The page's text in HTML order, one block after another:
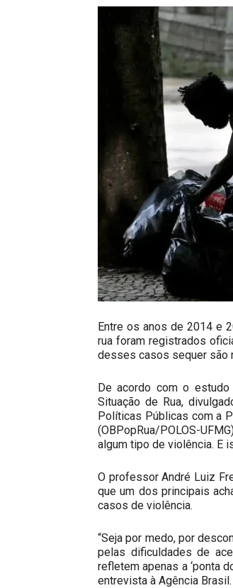
Entre os anos de 2014 e
rua foram registrados
desses casos sequer são
De acordo com o
Situação de Rua,
Políticas Públicas com a
(OBPopRua/POLOS-
algum tipo de violência. E
O professor André Luiz
que um dos principais
casos de violência.
“Seja por medo, por
pelas dificuldades de
refletem apenas a ‘ponta
entrevista à Agência Brasil.